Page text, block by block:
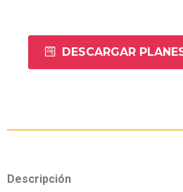
DESCARGAR
Descripción